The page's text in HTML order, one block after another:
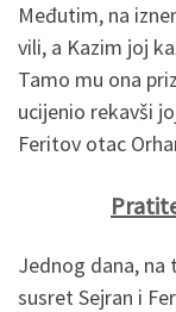
Međutim, na
vili, a Kazim joj
Tamo mu ona
ucijenio rekavši
Feritov otac
Jednog dana, na
susret Sejran i